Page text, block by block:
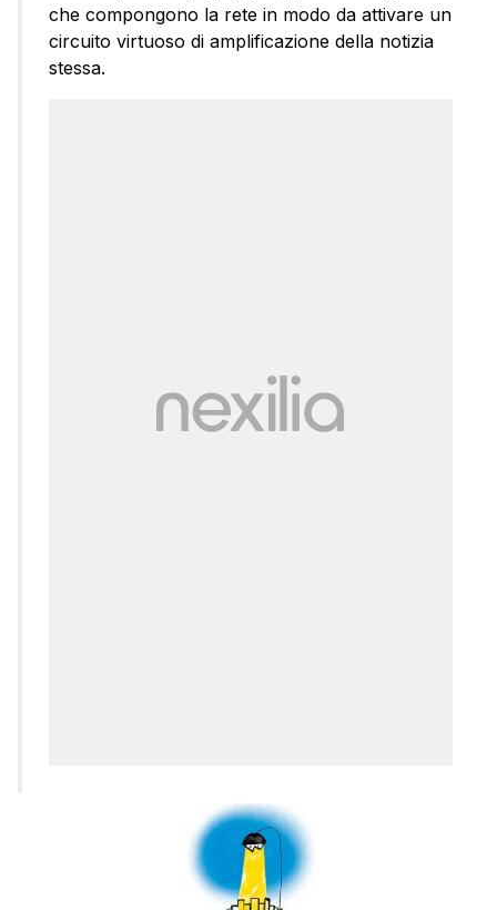
che compongono la rete in modo da attivare un
circuito virtuoso di amplificazione della notizia
stessa.